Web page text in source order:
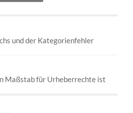
und der Kategorienfehler
Maßstab für Urheberrechte ist